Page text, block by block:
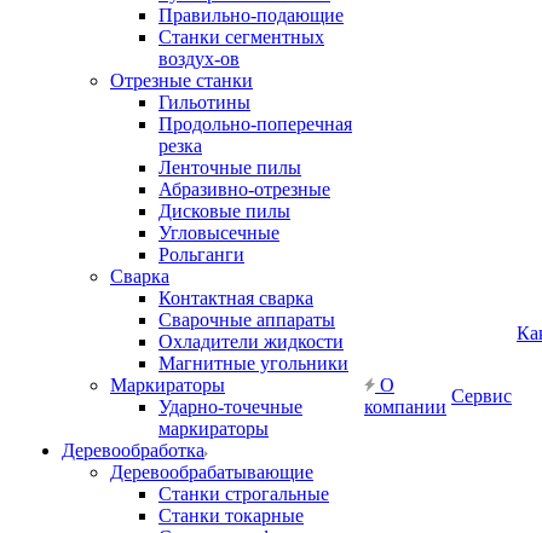
Правильно-подающие
Станки сегментных
воздух-ов
Отрезные станки
Гильотины
Продольно-поперечная
резка
Ленточные пилы
Абразивно-отрезные
Дисковые пилы
Угловысечные
Рольганги
Сварка
Контактная сварка
Сварочные аппараты
Охладители жидкости
Магнитные угольники
Маркираторы
Ударно-точечные
маркираторы
Деревообработка
Деревообрабатывающие
Станки строгальные
Станки токарные
О
компании
Сервис